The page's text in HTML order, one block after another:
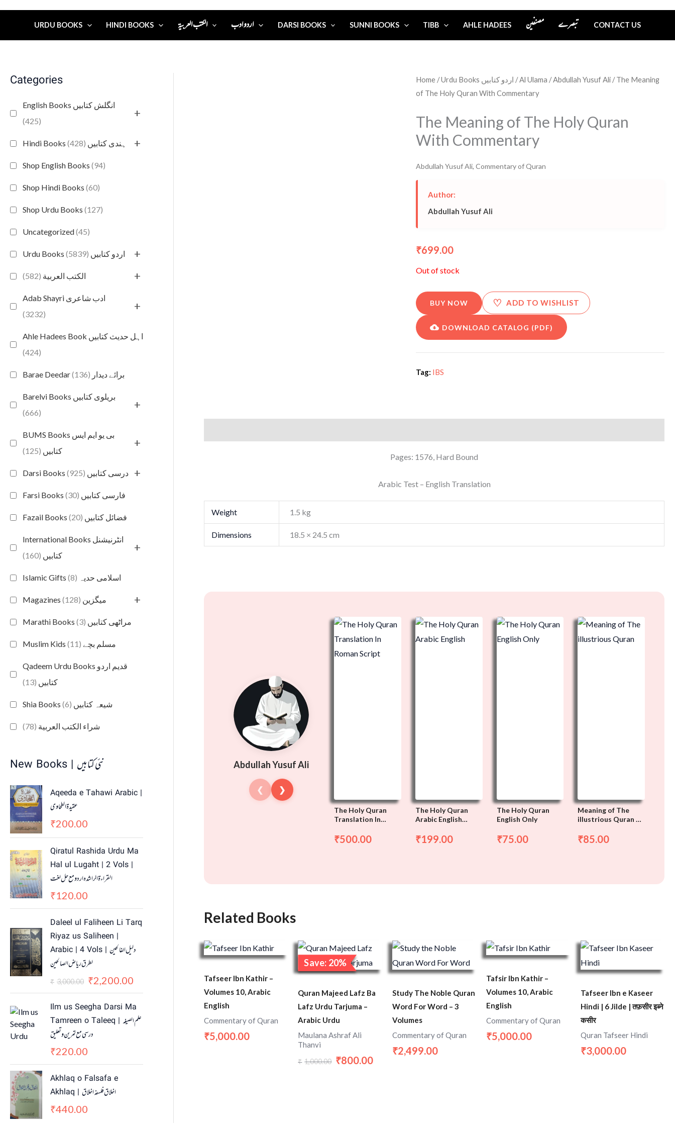
URDU BOOKS HINDI BOOKS الكتب العربية اردو ادب DARSI BOOKS SUNNI BOOKS TIBB AHLE HADEES مصنفین تبصرے CONTACT US
Categories
English Books انگلش کتابیں
(425)
+
Hindi Books ہندی کتابیں (428) +
Shop English Books (94)
Shop Hindi Books (60)
Shop Urdu Books (127)
Uncategorized(45)
Urdu Books اردو کتابیں (5839) +
الكتب العربية (582) +
Adab Shayri ادب شاعری
(3232)
+
Ahle Hadees Book اہل حدیث کتابیں
(424)
Barae Deedar برائے دیدار (136)
Barelvi Books بریلوی کتابیں
(666)
+
BUMS Books بی یو ایم ایس
کتابیں (125)
+
Darsi Books درسی کتابیں (925) +
Farsi Books فارسی کتابیں (30)
Fazail Books فضائل کتابیں (20)
International Books انٹرنیشنل
کتابیں (160)
+
Islamic Gifts اسلامی حدیہ (8)
Magazines میگزین (128) +
Marathi Books مراٹھی کتابیں (3)
Muslim Kids مسلم بچے (11)
Qadeem Urdu Books قدیم اردو
کتابیں (13)
Shia Books شیعہ کتابیں (6)
شراء الكتب العربية (78)
New Books | نئی کتابیں
Aqeeda e Tahawi Arabic |
عقیدة الطحاوی
₹200.00
Qiratul Rashida Urdu Ma
Hal ul Lugaht | 2 Vols |
القراءة الراشدہ اردو مع حل لغت
₹120.00
Daleel ul Faliheen Li Tarq
Riyaz us Saliheen |
Arabic | 4 Vols | دلیل الفالحین
لطرق ریاض الصالحین
₹ 3,000.00
r
i
g
i
n
p
r
i
w
s
₹2,200.00
u
r
r
i
Ilm us Seegha Darsi Ma
Tamreen o Taleeq | علم الصیغہ
درسی مع تمرین و تعلیق
₹220.00
Akhlaq o Falsafa e
Akhlaq | اخلاق فلسفہ اخلاق
₹440.00
Home/ Urdu Books اردو کتابیں /Al Ulama /Abdullah Yusuf Ali/ The Meaning
of The Holy Quran With Commentary
The Meaning of The Holy Quran
With Commentary
Abdullah Yusuf Ali, Commentary of Quran
Author:
Abdullah Yusuf Ali
₹699.00
Out of stock
BUY NOW ♡ ADD TO WISHLIST
DOWNLOAD CATALOG (PDF)
Tag: IBS
Pages: 1576, Hard Bound
Arabic Test – English Translation
Weight 1.5 kg
Dimensions 18.5 × 24.5 cm
Abdullah Yusuf Ali
❮ ❯
The Holy Quran
Translation In
Arabic-English-
₹500.00
The Holy Quran
Arabic English
₹199.00
The Holy Quran
English Only
₹75.00
Meaning of The
illustrious Quran –
₹85.00
Related Books
Tafseer Ibn Kathir –
Volumes 10, Arabic
English
Commentary of Quran
₹5,000.00
Save: 20%
Sale!
Quran Majeed Lafz Ba
Lafz Urdu Tarjuma –
Arabic Urdu
Maulana Ashraf Ali
Thanvi
₹ 1,000.00
Original
price
was:
₹1,000.00.
₹800.00
Current
₹800.00.
Study The Noble Quran
Word For Word – 3
Volumes
Commentary of Quran
₹2,499.00
Tafsir Ibn Kathir –
Volumes 10, Arabic
English
Commentary of Quran
₹5,000.00
Tafseer Ibn e Kaseer
Hindi | 6 Jilde | तफ़सीर इब्ने
कसीर
Quran Tafseer Hindi
₹3,000.00